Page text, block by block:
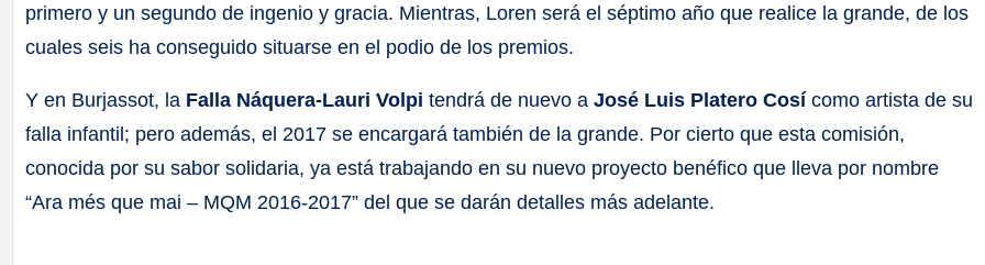
primero y un segundo de ingenio y gracia. Mientras, Loren será el séptimo año que realice la grande, de los
cuales seis ha conseguido situarse en el podio de los premios.
Y en Burjassot, la Falla Náquera-Lauri Volpi tendrá de nuevo aJosé Luis Platero Cosícomo artista de su
falla infantil; pero además, el 2017 se encargará también de la grande. Por cierto que esta comisión,
conocida por su sabor solidaria, ya está trabajando en su nuevo proyecto benéfico que lleva por nombre
“Ara més que mai – MQM 2016-2017” del que se darán detalles más adelante.